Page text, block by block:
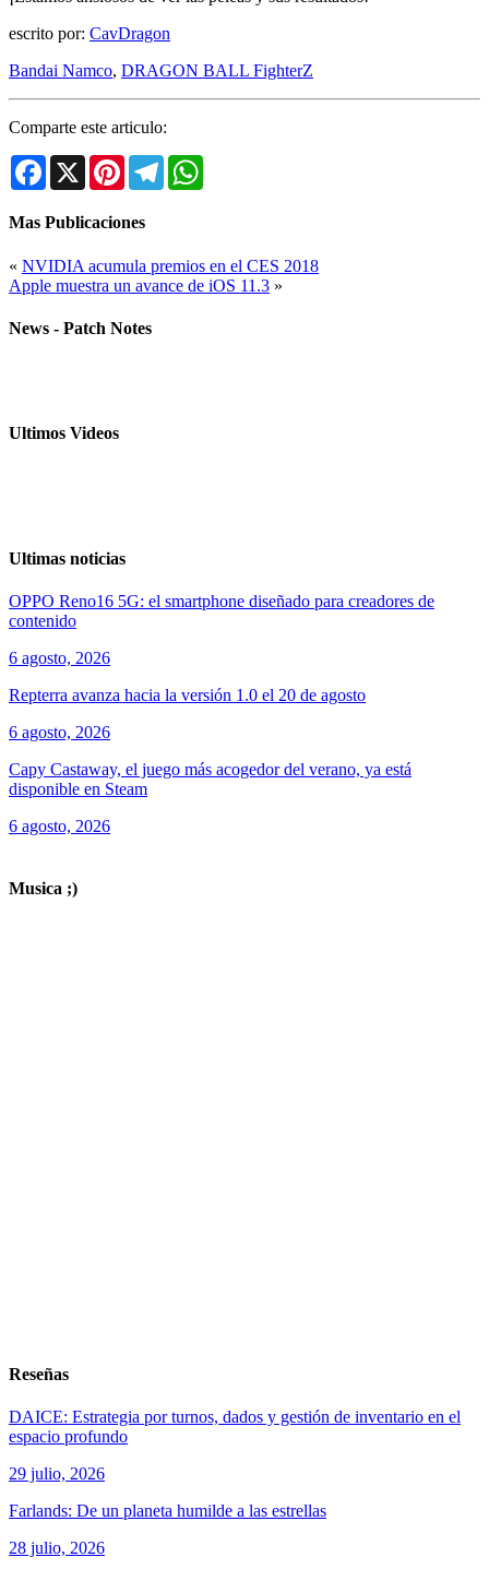
escrito por: CavDragon
Bandai Namco, DRAGON BALL FighterZ
Comparte este articulo:
Facebook
X PinterestTelegram
Mas Publicaciones
« NVIDIA acumula premios en el CES 2018
Apple muestra un avance de iOS 11.3 »
News - Patch Notes
Ultimos Videos
Ultimas noticias
OPPO Reno16 5G: el smartphone diseñado para creadores de
contenido
6 agosto, 2026
Repterra avanza hacia la versión 1.0 el 20 de agosto
6 agosto, 2026
Capy Castaway, el juego más acogedor del verano, ya está
disponible en Steam
6 agosto, 2026
Musica ;)
Reseñas
DAICE: Estrategia por turnos, dados y gestión de inventario en el
espacio profundo
29 julio, 2026
Farlands: De un planeta humilde a las estrellas
28 julio, 2026